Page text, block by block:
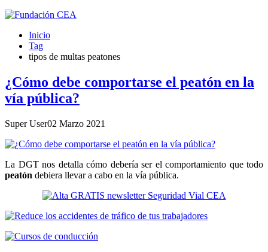
Inicio
Tag
tipos de multas peatones
¿Cómo debe comportarse el peatón en la
vía pública?
Super User02 Marzo 2021
La DGT nos detalla cómo debería ser el comportamiento que todo
peatón debiera llevar a cabo en la vía pública.